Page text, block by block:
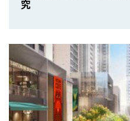
究